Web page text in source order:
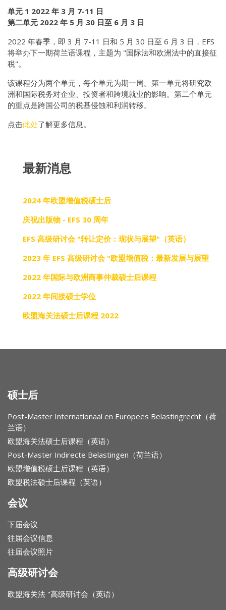
单元 1 2022 年 3 月 7-11 日
第二单元 2022 年 5 月 30 日至 6 月 3 日
2022 年春季，即 3 月 7-11 日和 5 月 30 日至 6 月 3 日，EFS
将举办下一期荷兰语课程，主题为 "国际法和欧洲法中的直接征
税"。
该课程分为两个单元，每个单元为期一周。第一单元将研究欧
洲和国际税务对企业、投资者和跨境就业的影响。第二个单元
的重点是跨国公司的税基侵蚀和利润转移。
点击此处了解更多信息。
最新消息
2024 年欧盟增值税硕士后
庆祝出版物 - EFS 30 周年
EFS 高级研讨会 "转让定价：现状与展望"（英语）
2023 年 EFS 高级研讨会 "欧盟增值税：最新发展与展望
2022 年国际与欧洲商事仲裁硕士后课程
2022 年间接硕士学位
欧盟海关法硕士后课程 2022
硕士后
Post-Master Internationaal en Europees Belastingrecht（荷
兰语）
欧盟海关法硕士后课程（英语）
Post-Master Indirecte Belastingen（荷兰语）
欧盟增值税硕士后课程（英语）
欧盟税法硕士后课程（英语）
会议
下届会议
往届会议信息
往届会议照片
高级研讨会
欧盟海关法 "高级研讨会（英语）